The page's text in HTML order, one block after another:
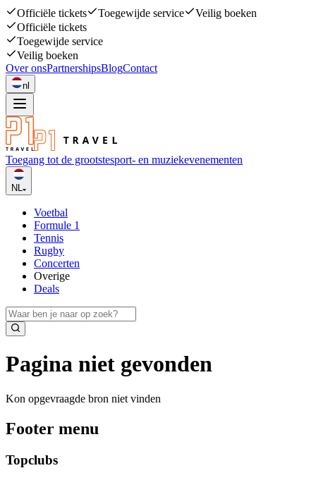
Officiële tickets Toegewijde service
Veilig boeken
Officiële tickets
Toegewijde service
Veilig boeken
Over onsPartnershipsBlogContact
nl
Toegang tot de grootstesport- en muziekevenementen
NL
Voetbal
Formule 1
Tennis
Rugby
Concerten
Overige
Deals
Pagina niet gevonden
Kon opgevraagde bron niet vinden
Footer menu
Topclubs